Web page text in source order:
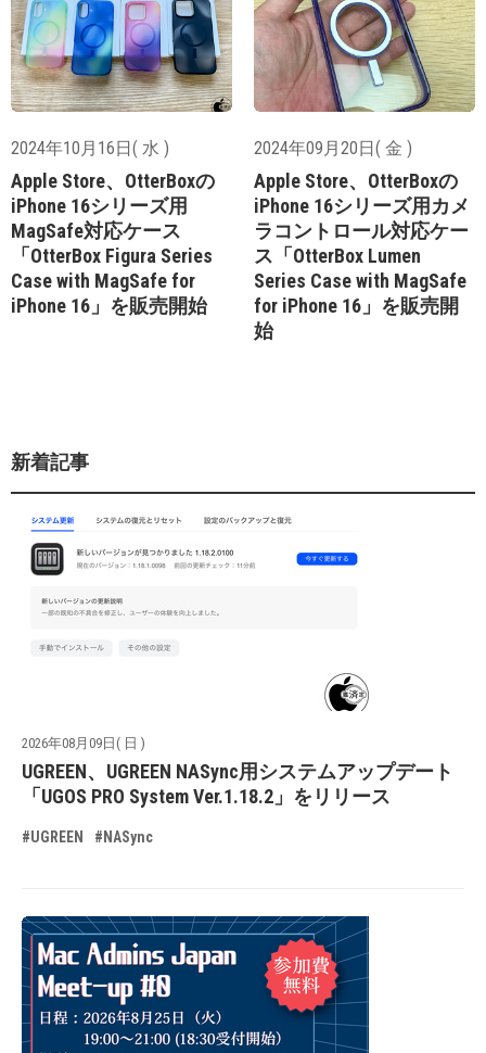
2024年10月16日( 水 )
Apple Store、OtterBoxの
iPhone 16シリーズ用
MagSafe対応ケース
「OtterBox Figura Series
Case with MagSafe for
iPhone 16」を販売開始
2024年09月20日( 金 )
Apple Store、OtterBoxの
iPhone 16シリーズ用カメ
ラコントロール対応ケー
ス「OtterBox Lumen
Series Case with MagSafe
for iPhone 16」を販売開
始
新着記事
2026年08月09日( 日 )
UGREEN、UGREEN NASync用システムアップデート
「UGOS PRO System Ver.1.18.2」をリリース
#UGREEN #NASync